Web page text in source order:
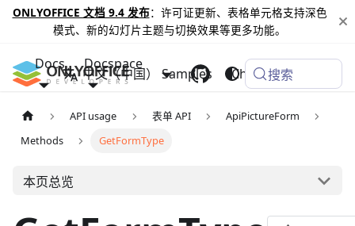
ONLYOFFICE 文档 9.4 发布：许可证更新、表格单元格支持深色
模式、新的幻灯片主题与切换效果等更多功能。
Docs Docspace
Samples Changelog
中文（中国） 搜索
API usage 表单 API
ApiPictureForm
Methods
GetFormType
本页总览